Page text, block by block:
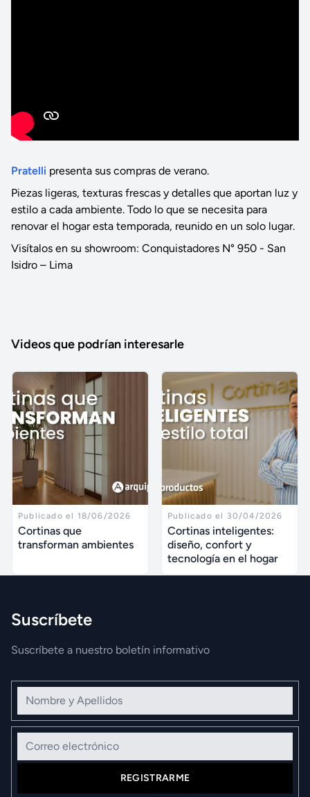
Pratelli presenta sus compras de verano.
Piezas ligeras, texturas frescas y detalles que aportan luz y
estilo a cada ambiente. Todo lo que se necesita para
renovar el hogar esta temporada, reunido en un solo lugar.
Visítalos en su showroom: Conquistadores N° 950 - San
Isidro – Lima
Videos que podrían interesarle
Publicado el 18/06/2026
Cortinas que
transforman ambientes
Publicado el 30/04/2026
Cortinas inteligentes:
diseño, confort y
tecnología en el hogar
Suscríbete
Suscríbete a nuestro boletín informativo
Nombre y Apellidos
Correo electrónico
REGISTRARME